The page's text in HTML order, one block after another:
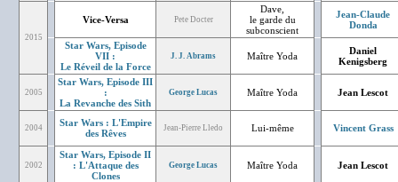
2015
Vice-Versa Pete Docter
Dave,
le garde du
subconscient
Jean-Claude
Donda
Star Wars, Episode
VII :
Le Réveil de la Force
J. J. Abrams Maître Yoda
Daniel
Kenigsberg
2005
Star Wars, Episode III
:
La Revanche des Sith
George Lucas Maître Yoda Jean Lescot
2004
Star Wars : L'Empire
des Rêves
Jean-Pierre Lledo Lui-même Vincent Grass
2002
Star Wars, Episode II
: L'Attaque des
Clones
George Lucas Maître Yoda Jean Lescot